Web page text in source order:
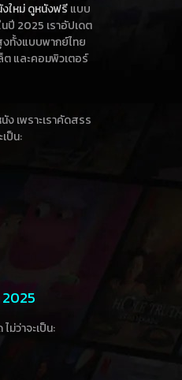
ใหม่ดูหนังฟรีแบบ
ปี 2025 เราอัปเดต
ทั้งแบบพากย์ไทย
และคอมพิวเตอร์
เพราะเราคัดสรร
ป็น:
ม่ว่าจะเป็น: